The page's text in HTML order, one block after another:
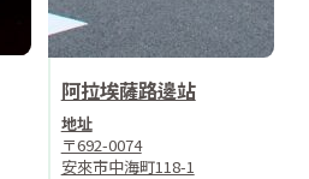
阿拉埃薩路邊站
地址
〒692-0074
安來市中海町118-1